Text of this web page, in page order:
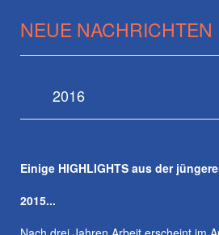
NEUE NACHRICHTEN
2016
Einige HIGHLIGHTS aus der
2015...